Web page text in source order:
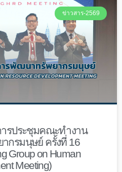
ข่าวสาร-2569
ารประชุมคณะทำงาน
กรมนุษย์ ครั้งที่ 16
Group on Human
Meeting)